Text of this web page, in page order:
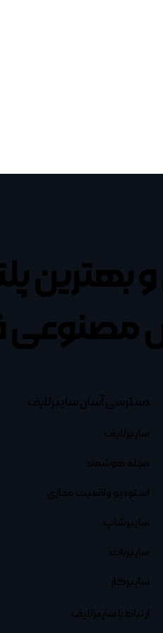
و بهترین
دسترسی آسان سایبرلایف
سایبرلایف
مجله هوشمند
استودیو واقعیت مجازی
سایبرشاپ
سایبربات
سایبرکار
ارتباط با سایبرلایف